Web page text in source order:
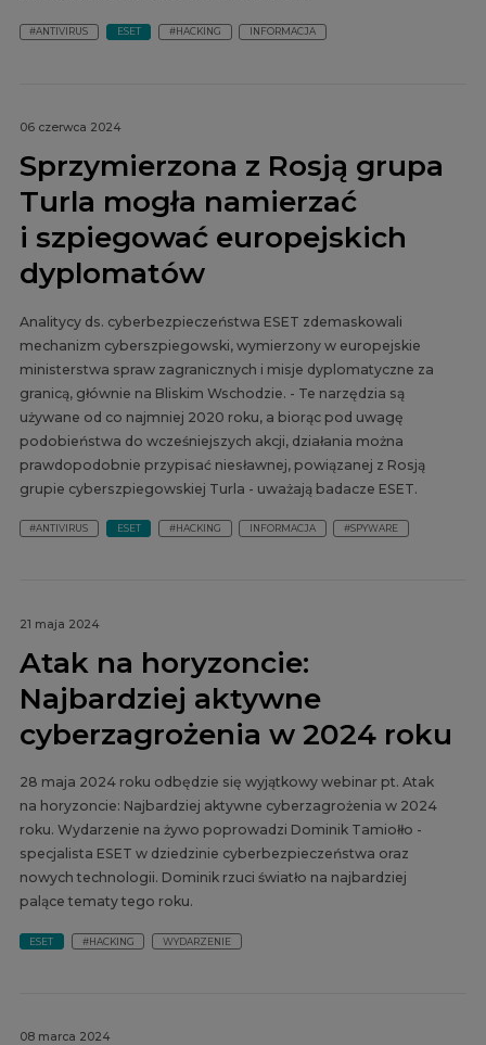
#ANTIVIRUS ESET #HACKING INFORMACJA
06 czerwca 2024
Sprzymierzona z Rosją grupa
Turla mogła namierzać
i szpiegować europejskich
dyplomatów
Analitycy ds. cyberbezpieczeństwa ESET zdemaskowali
mechanizm cyberszpiegowski, wymierzony w europejskie
ministerstwa spraw zagranicznych i misje dyplomatyczne za
granicą, głównie na Bliskim Wschodzie. - Te narzędzia są
używane od co najmniej 2020 roku, a biorąc pod uwagę
podobieństwa do wcześniejszych akcji, działania można
prawdopodobnie przypisać niesławnej, powiązanej z Rosją
grupie cyberszpiegowskiej Turla - uważają badacze ESET.
#ANTIVIRUS ESET #HACKING INFORMACJA #SPYWARE
21 maja 2024
Atak na horyzoncie:
Najbardziej aktywne
cyberzagrożenia w 2024 roku
28 maja 2024 roku odbędzie się wyjątkowy webinar pt. Atak
na horyzoncie: Najbardziej aktywne cyberzagrożenia w 2024
roku. Wydarzenie na żywo poprowadzi Dominik Tamiołło -
specjalista ESET w dziedzinie cyberbezpieczeństwa oraz
nowych technologii. Dominik rzuci światło na najbardziej
palące tematy tego roku.
ESET #HACKING WYDARZENIE
08 marca 2024